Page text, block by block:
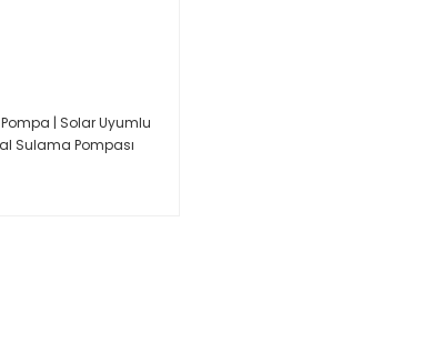
Pompa | Solar Uyumlu
Sulama Pompası